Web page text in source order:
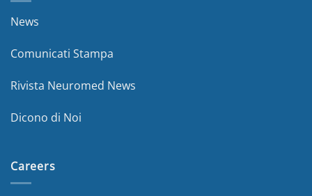
News
Comunicati Stampa
Rivista Neuromed News
Dicono di Noi
Careers